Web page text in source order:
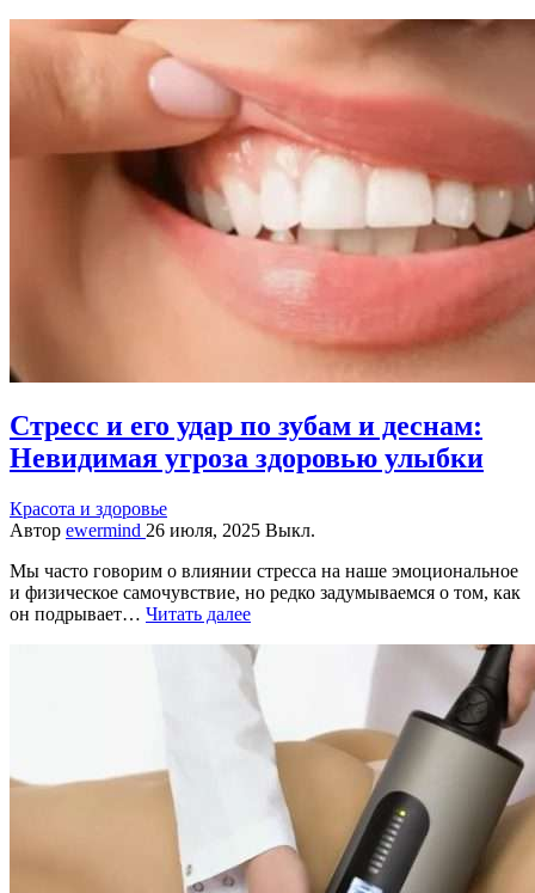
Стресс и его удар по зубам и деснам:
Невидимая угроза здоровью улыбки
Красота и здоровье
Автор ewermind 26 июля, 2025 Выкл.
Мы часто говорим о влиянии стресса на наше эмоциональное
и физическое самочувствие, но редко задумываемся о том, как
он подрывает… Читать далее